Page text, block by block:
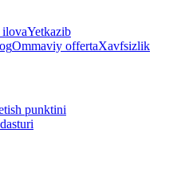
Yetkazib
Ommaviy offertaXavfsizlik
punktini